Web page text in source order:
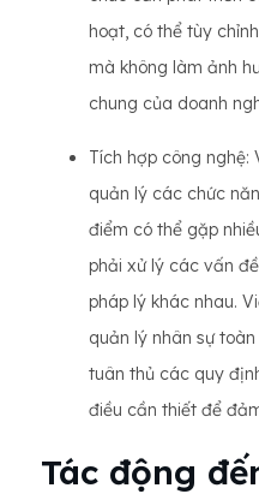
hoạt, có thể tùy
mà không làm ảnh
chung của doanh
Tích hợp công
quản lý các chức
điểm có thể gặp
phải xử lý các vấn
pháp lý khác nhau.
quản lý nhân sự
tuân thủ các quy
điều cần thiết để
Tác động